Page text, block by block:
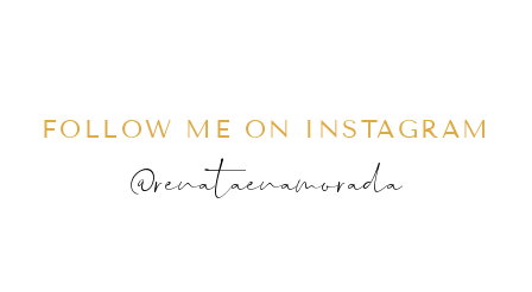
FOLLOW ME ON INSTAGRAM
@renataenamorada